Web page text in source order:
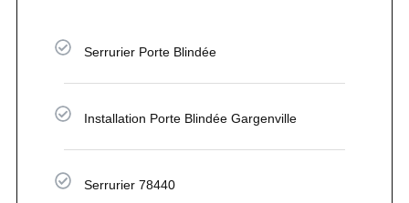
Serrurier Porte Blindée
Installation Porte Blindée Gargenville
Serrurier 78440